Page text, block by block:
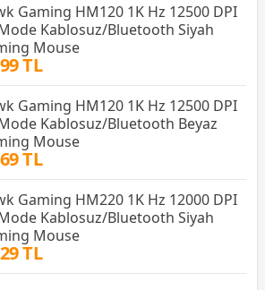
Gaming HM120 1K Hz 12500 DPI
Kablosuz/Bluetooth Siyah
Mouse
TL
Gaming HM120 1K Hz 12500 DPI
Kablosuz/Bluetooth Beyaz
Mouse
TL
Gaming HM220 1K Hz 12000 DPI
Kablosuz/Bluetooth Siyah
Mouse
TL